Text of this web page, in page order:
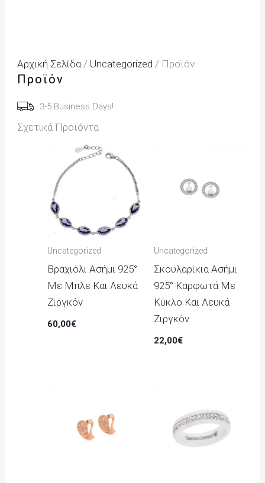
Αρχική Σελίδα / Uncategorized / Προϊόν
Προϊόν
3-5 Business Days!
Σχετικά Προϊόντα
Uncategorized
Βραχιόλι Ασήμι 925°
Με Μπλε Και Λευκά
Ζιργκόν
60,00€
Uncategorized
Σκουλαρίκια Ασήμι
925° Καρφωτά Με
Κύκλο Και Λευκά
Ζιργκόν
22,00€